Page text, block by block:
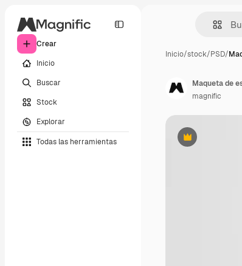
Crear
Inicio
Buscar
Stock
Explorar
Todas las herramientas
Inicio/stock/PSD/
Premium
Maqueta de
magnific